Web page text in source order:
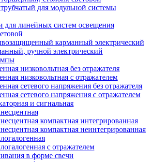
для модульной системы
для линейных систем освещения
карманный электрический
ручной электрический
низковольтная без отражателя
низковольтная с отражателем
сетевого напряжения без отражателя
сетевого напряжения с отражателем
и сигнальная
компактная интегрированная
компактная неинтегрированная
с отражателем
в форме свечи